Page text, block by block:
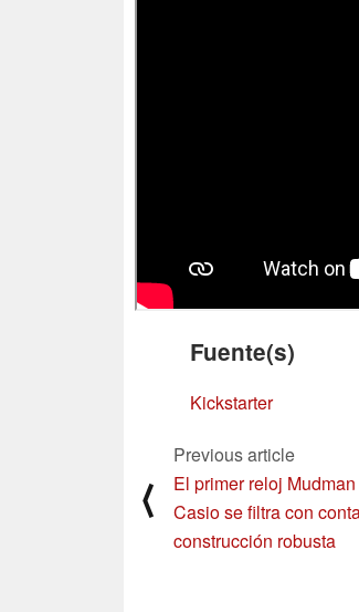
Fuente(s)
Kickstarter
⟨
Previous article
El primer reloj
Casio se filtra con
construcción robusta